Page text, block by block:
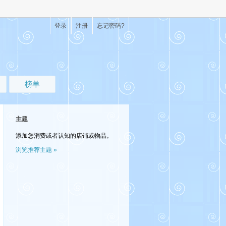
忘记密码?
注册
登录
榜单
主题
添加您消费或者认知的店铺或物品。
浏览推荐主题 »